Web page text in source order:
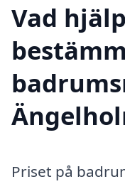
Vad
Priset på